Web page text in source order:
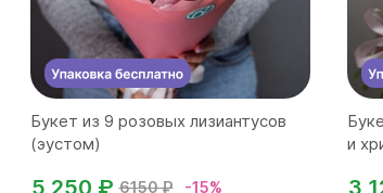
Букет из 9 розовых лизиантусов
(эустом)
6150 ₽ -15%
5 250 ₽
и
3